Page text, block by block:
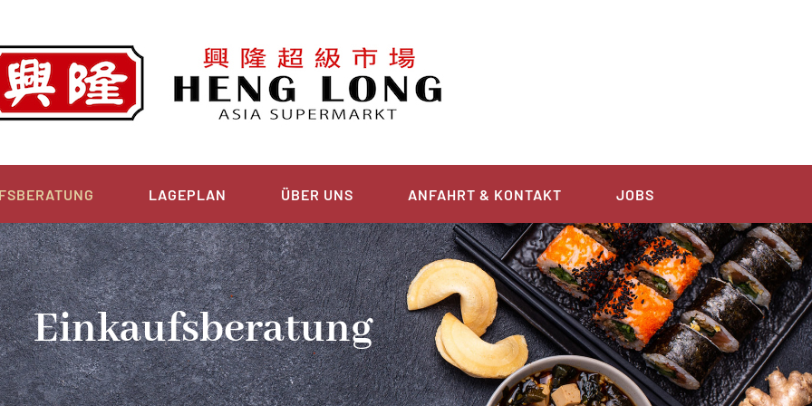
LAGEPLAN ÜBER UNS ANFAHRT & KONTAKT JOBS
Einkaufsberatung